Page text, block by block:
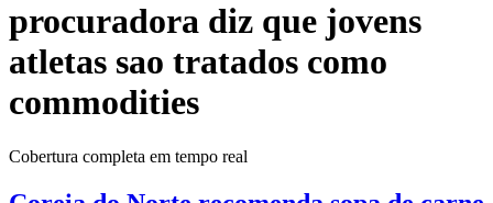
procuradora diz que jovens
atletas sao tratados como
commodities
Cobertura completa em tempo real